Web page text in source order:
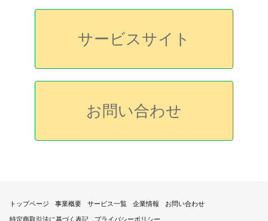
サービスサイト
お問い合わせ
トップページ 事業概要 サービス一覧 企業情報 お問い合わせ
特定商取引法に基づく表記 プライバシーポリシー